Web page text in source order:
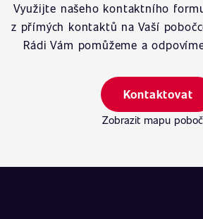
Využijte našeho kontaktního
z přímých kontaktů na Vaší
Rádi Vám pomůžeme a
Kontaktovat
Zobrazit mapu